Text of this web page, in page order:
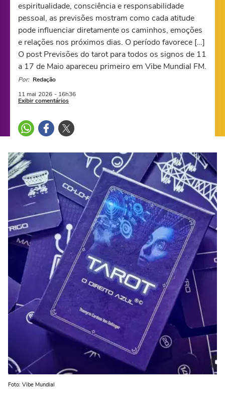
espiritualidade, consciência e responsabilidade
pessoal, as previsões mostram como cada atitude
pode influenciar diretamente os caminhos, emoções
e relações nos próximos dias. O período favorece […]
O post Previsões do tarot para todos os signos de 11
a 17 de Maio apareceu primeiro em Vibe Mundial FM.
Por: Redação
11 mai 2026 - 16h36
Exibir comentários
Foto: Vibe Mundial